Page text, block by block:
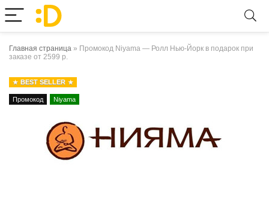
Главная страница » Промокод Niyama — Ролл Нью-Йорк в подарок при
заказе от 2599 р.
BEST SELLER
Промокод Niyama